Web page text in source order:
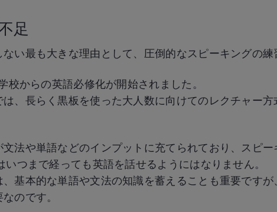
足
い最も大きな理由として、圧倒的なスピーキングの練
からの英語必修化が開始されました。
、長らく黒板を使った大人数に向けてのレクチャー
法や単語などのインプットに充てられており、スピ
つまで経っても英語を話せるようにはなりません。
基本的な単語や文法の知識を蓄えることも重要です
のです。